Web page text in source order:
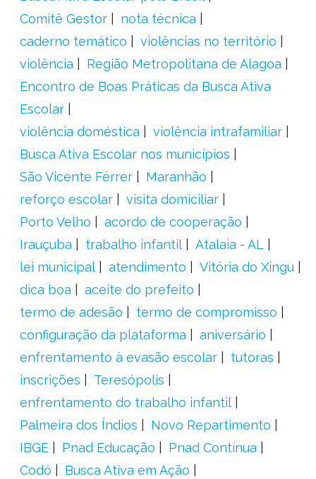
Comitê Gestor
nota técnica
caderno temático
violências no território
violência
Região Metropolitana de Alagoa
Encontro de Boas Práticas da Busca Ativa
Escolar
violência doméstica
violência intrafamiliar
Busca Ativa Escolar nos municípios
São Vicente Férrer
Maranhão
reforço escolar
visita domiciliar
Porto Velho
acordo de cooperação
Irauçuba
trabalho infantil
Atalaia - AL
lei municipal
atendimento
Vitória do Xingu
dica boa
aceite do prefeito
termo de adesão
termo de compromisso
configuração da plataforma
aniversário
enfrentamento à evasão escolar
tutoras
inscrições
Teresópolis
enfrentamento do trabalho infantil
Palmeira dos Índios
Novo Repartimento
IBGE
Pnad Educação
Pnad Contínua
Codó
Busca Ativa em Ação